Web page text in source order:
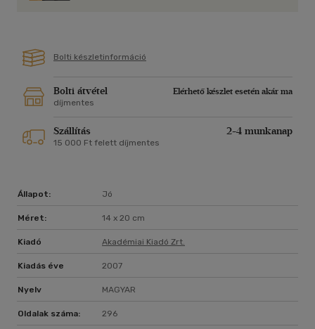
Bolti készletinformáció
Bolti átvétel
Elérhető készlet esetén akár ma
díjmentes
Szállítás 2-4 munkanap
15 000 Ft felett díjmentes
Állapot: Jó
Méret: 14 x 20 cm
Kiadó Akadémiai Kiadó Zrt.
Kiadás éve 2007
Nyelv MAGYAR
Oldalak száma: 296